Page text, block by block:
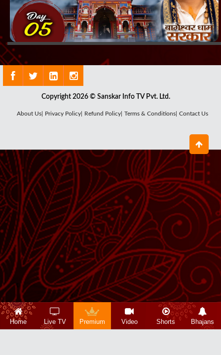
Copyright 2026 © Sanskar Info TV Pvt. Ltd.
About Us| Privacy Policy| Refund Policy| Terms & Conditions| Contact Us
Home Live TV Premium Video Shorts Bhajans